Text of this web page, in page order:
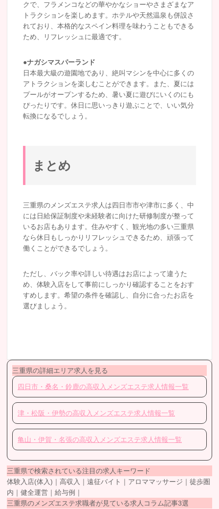
クで、フラメンコなどの華やかなショーやさまざまなア
トラクションを楽しめます。ホテルや天然温泉も併設さ
れており、本格的なスペイン料理を味わうこともできる
ため、リフレッシュに最適です。
●ナガシマスパーランド
日本最大級の遊園地であり、絶叫マシンを中心に多くの
アトラクションを楽しむことができます。また、夏には
プールがオープンするため、暑い夏に遊びにいくのにも
ぴったりです。休日に思いっきり遊ぶことで、いい気分
転換になるでしょう。
まとめ
三重県のメンズエステ求人は四日市市や津市に多く、中
には日給保証制度や未経験者に向けた研修制度が整って
いるお店もあります。住みやすく、観光地の多い三重県
なら休日もしっかりリフレッシュできるため、頑張って
働くことができるでしょう。
ただし、バック率や詳しい待遇はお店によって違うた
め、体験入店をして事前にしっかり確認することをおす
すめします。希望の条件を確認し、自分に合ったお店を
選びましょう。
三重県の詳細エリア求人を見る
四日市・桑名・鈴鹿の高収入メンズエステ求人情報一覧
津・松阪・伊勢の高収入メンズエステ求人情報一覧
亀山・伊賀・名張の高収入メンズエステ求人情報一覧
三重県で検索されている注目の求人キーワード
体験入店(体入)｜高収入｜遠征バイト｜アロママッサージ｜徒歩圏
内｜健全運営｜給与例｜
三重県のメンズエステ求職者が見ている求人コラム記事3選